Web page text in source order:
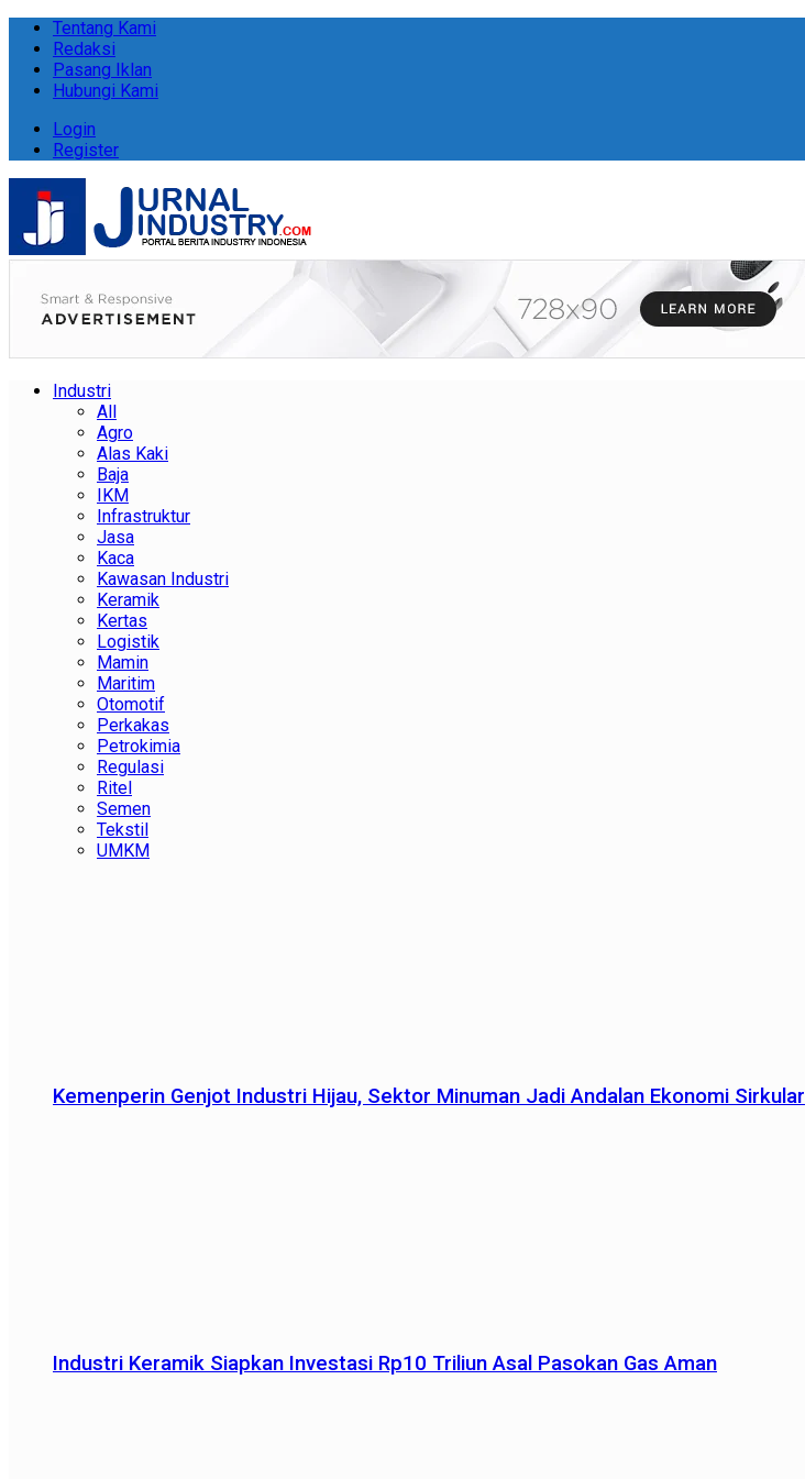
Tentang Kami
Redaksi
Pasang Iklan
Hubungi Kami
Login
Register
Industri
All
Agro
Alas Kaki
Baja
IKM
Infrastruktur
Jasa
Kaca
Kawasan Industri
Keramik
Kertas
Logistik
Mamin
Maritim
Otomotif
Perkakas
Petrokimia
Regulasi
Ritel
Semen
Tekstil
UMKM
Kemenperin Genjot Industri Hijau, Sektor Minuman Jadi Andalan Ekonomi Sirkular
Industri Keramik Siapkan Investasi Rp10 Triliun Asal Pasokan Gas Aman